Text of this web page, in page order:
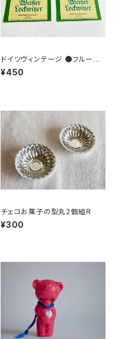
ドイツヴィンテージ ●フルーツ
ワインラベル3枚組●
¥450
チェコお菓子の型丸2個組R
¥300